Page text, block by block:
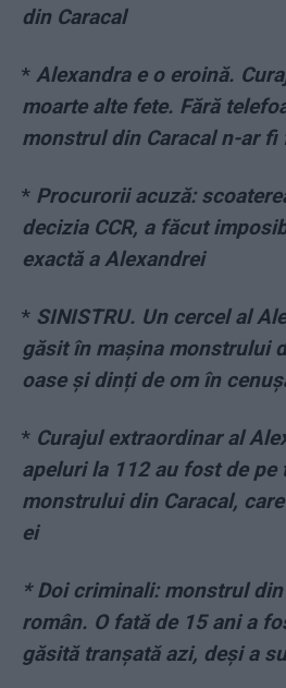
din Caracal
* Alexandra e o eroină.
moarte alte fete. Fără
monstrul din Caracal n-ar
* Procurorii acuză:
decizia CCR, a făcut
exactă a Alexandrei
* SINISTRU. Un cercel al
găsit în mașina monstrului
oase și dinți de om în
* Curajul extraordinar al
apeluri la 112 au fost de pe
monstrului din Caracal,
ei
* Doi criminali: monstrul
român. O fată de 15 ani a
găsită tranșată azi, deși a